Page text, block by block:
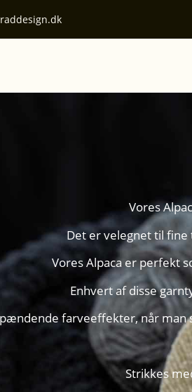
Vores
Det er velegnet til
Vores Alpaca er perfekt
Enhvert af disse
farveeffekter, når
Strikkes